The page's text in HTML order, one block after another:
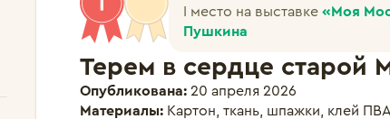
I место на выставке «Моя
Пушкина
Терем в сердце старой
Опубликована: 20 апреля 2026
Материалы: Картон, ткань, шпажки, клей